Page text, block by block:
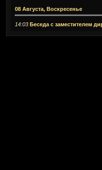
08 Августа, Воскресенье
14:03 Беседа с заместителем